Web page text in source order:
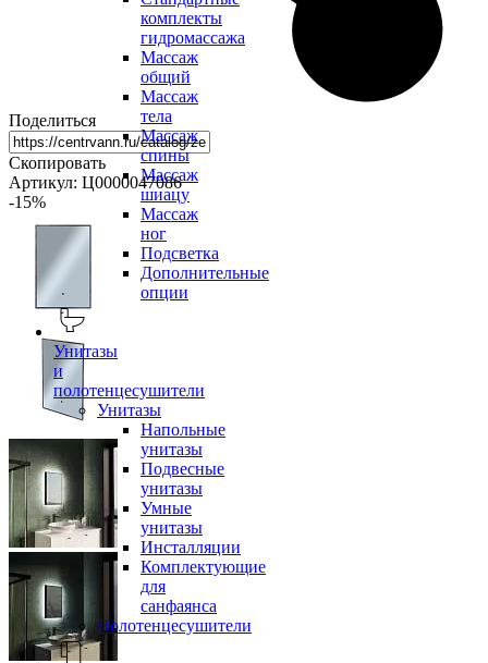
комплекты
гидромассажа
Массаж
общий
Массаж
тела
Массаж
спины
Массаж
шиацу
Массаж
ног
Подсветка
Дополнительные
опции
Унитазы
и
полотенцесушители
Унитазы
Напольные
унитазы
Подвесные
унитазы
Умные
унитазы
Инсталляции
Комплектующие
для
санфаянса
Полотенцесушители
Поделиться
Скопировать
Артикул: Ц0000047086
-15%